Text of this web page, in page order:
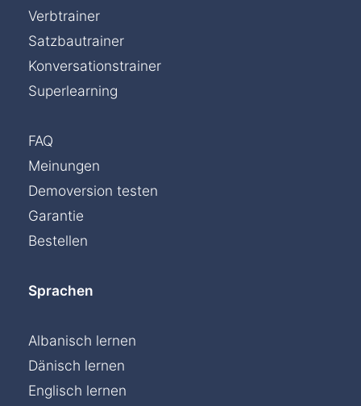
Verbtrainer
Satzbautrainer
Konversationstrainer
Superlearning
FAQ
Meinungen
Demoversion testen
Garantie
Bestellen
Sprachen
Albanisch lernen
Dänisch lernen
Englisch lernen